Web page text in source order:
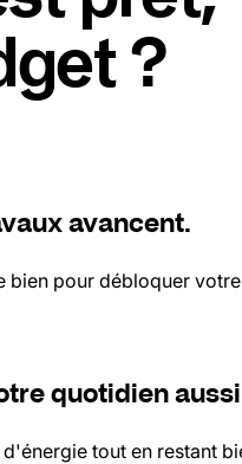
?
avancent.
bien pour débloquer
quotidien
tout en restant